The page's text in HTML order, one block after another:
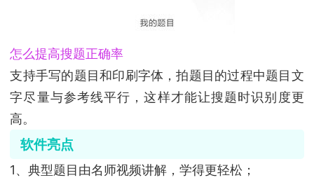
怎么提高搜题正确率
支持手写的题目和印刷字体，拍题目的过程中题目文
字尽量与参考线平行，这样才能让搜题时识别度更
高。
软件亮点
1、典型题目由名师视频讲解，学得更轻松；